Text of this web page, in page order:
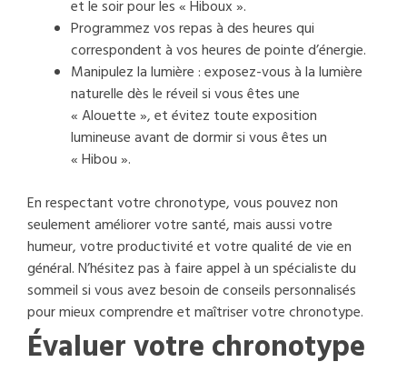
et le soir pour les « Hiboux ».
Programmez vos repas à des heures qui
correspondent à vos heures de pointe d’énergie.
Manipulez la lumière : exposez-vous à la lumière
naturelle dès le réveil si vous êtes une
« Alouette », et évitez toute exposition
lumineuse avant de dormir si vous êtes un
« Hibou ».
En respectant votre chronotype, vous pouvez non
seulement améliorer votre santé, mais aussi votre
humeur, votre productivité et votre qualité de vie en
général. N’hésitez pas à faire appel à un spécialiste du
sommeil si vous avez besoin de conseils personnalisés
pour mieux comprendre et maîtriser votre chronotype.
Évaluer votre chronotype